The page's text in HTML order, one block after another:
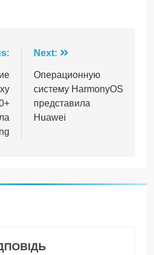
Next:
Операционную
систему HarmonyOS
представила
Huawei